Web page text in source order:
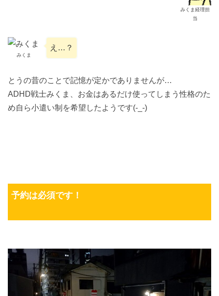
みくま経理担
当
みくま
え…？
とうの昔のことで記憶が定かでありませんが…
ADHD戦士みくま、お金はあるだけ使ってしまう性格のた
め自ら小遣い制を希望したようです(-_-)
予約は必須です！